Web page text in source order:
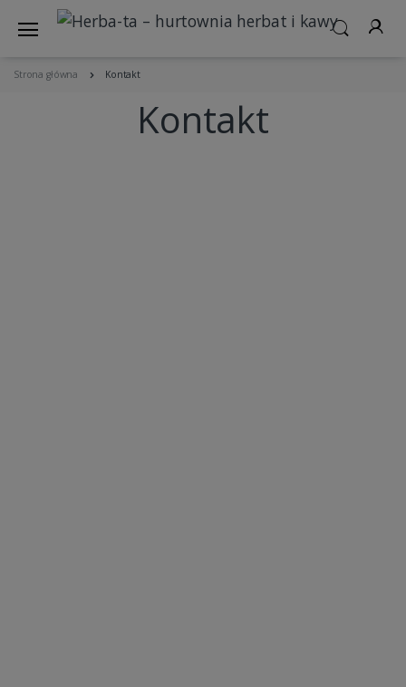
Strona główna Kontakt
Kontakt